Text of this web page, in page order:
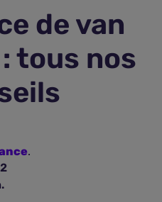
de van
tous nos
.